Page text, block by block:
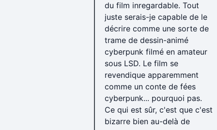
du film inregardable. Tout
juste serais-je capable de le
décrire comme une sorte de
trame de dessin-animé
cyberpunk filmé en amateur
sous LSD. Le film se
revendique apparemment
comme un conte de fées
cyberpunk... pourquoi pas.
Ce qui est sûr, c'est que c'est
bizarre bien au-delà de